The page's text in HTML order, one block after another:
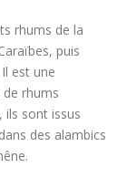
rhums de la
puis
est une
rhums
ils sont issus
des alambics